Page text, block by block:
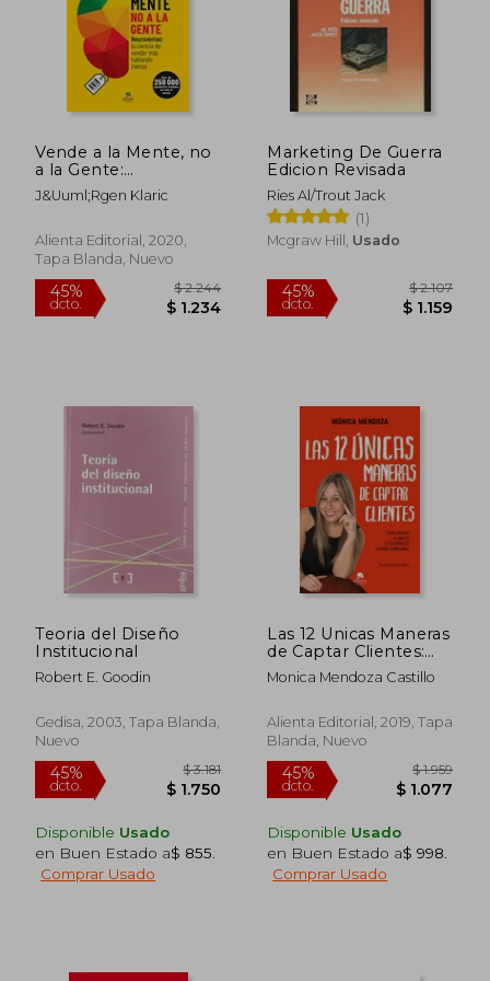
50%
dcto.
50%
dcto.
Vende a la Mente, no
a la Gente:
Neuroventas: La
Ciencia de Vender
(Coleccion Alienta)
J&Uuml;Rgen Klaric
Alienta Editorial, 2020,
Tapa Blanda, Nuevo
45%
dcto. $ 1.234
Marketing De Guerra
Edicion Revisada
Ries Al/Trout Jack
(1)
Mcgraw Hill, Usado
45%
dcto.
Teoria del Diseño
Institucional
Robert E. Goodin
Gedisa, 2003, Tapa Blanda,
Nuevo
Disponible Usado
en Buen Estado a$ 855
Comprar Usado
Las 12 Unicas Maneras
de Captar Clientes:
Como Atraer al
Nuevo y Escurridizo
Monica Mendoza Castillo
Alienta Editorial, 2019, Tapa
Blanda, Nuevo
Disponible Usado
en Buen Estado a$ 998
Comprar Usado